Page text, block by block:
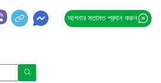
আপনার মতামত প্রদান করুন